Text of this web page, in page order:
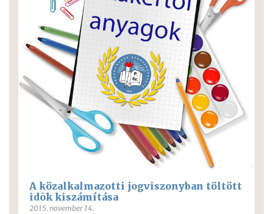
A közalkalmazotti jogviszonyban töltött
idõk kiszámítása
2015. november 14.